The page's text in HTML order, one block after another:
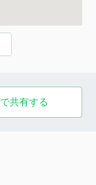
共有する